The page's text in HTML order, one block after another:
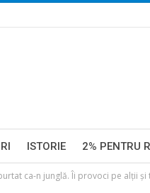
ISTORIE 2% PENTRU
ca-n junglă. Îi provoci pe alții și